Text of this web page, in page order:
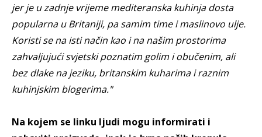
jer je u zadnje vrijeme mediteranska kuhinja dosta
popularna u Britaniji, pa samim time i maslinovo ulje.
Koristi se na isti način kao i na našim prostorima
zahvaljujući svjetski poznatim golim i obučenim, ali
bez dlake na jeziku, britanskim kuharima i raznim
kuhinjskim blogerima."
Na kojem se linku ljudi mogu informirati i